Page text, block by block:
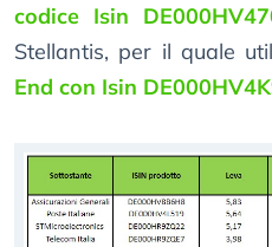
codice Isin
Stellantis, per il quale
End con Isin